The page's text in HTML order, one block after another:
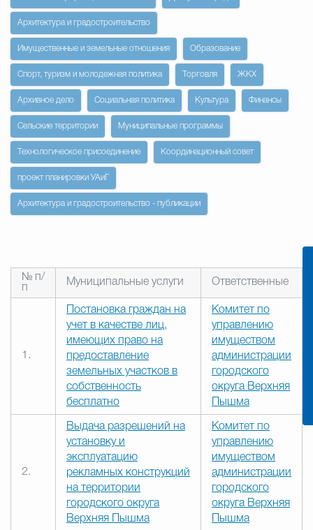
Гостям Городского
Общественная
Градостроительство и
Открытые
Архитектура и градостроительство
Имущественные и земельные отношения Образование
Спорт, туризм и молодежная политика Торговля ЖКХ
Архивное дело Социальная политика Культура Финансы
Сельские территории Муниципальные программы
Технологическое присоединение Координационный совет
проект планировки УАиГ
Архитектура и градостроительство - публикации
№ п/
п
Муниципальные услуги Ответственные
1.
Постановка граждан на
учет в качестве лиц,
имеющих право на
предоставление
земельных участков в
собственность
бесплатно
Комитет по
управлению
имуществом
администрации
городского
округа Верхняя
Пышма
2.
Выдача разрешений на
установку и
эксплуатацию
рекламных конструкций
на территории
городского округа
Верхняя Пышма
Комитет по
управлению
имуществом
администрации
городского
округа Верхняя
Пышма